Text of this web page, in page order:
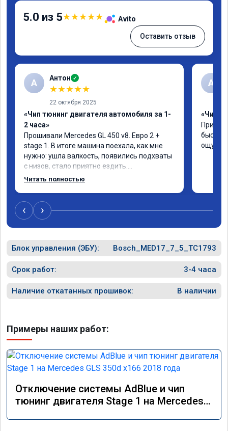
5.0 из 5★★★★★ Avito
Оставить отзыв
А Антон ✓
★★★★★
22 октября 2025
«Чип тюнинг двигателя автомобиля за 1-
2 часа»
Прошивали Mercedes GL 450 v8. Евро 2 +
stage 1. В итоге машина поехала, как мне
нужно: ушла валкость, появились подхваты
с низов, стало приятно ездить.
Одни из лучших трат, в авто! 🔥
Читать полностью
A
«Чип
‹ ›
Блок управления (ЭБУ): Bosch_MED17_7_5_TC1793
Срок работ: 3-4 часа
Наличие откатанных прошивок: В наличии
Примеры наших работ:
Отключение системы AdBlue и чип
тюнинг двигателя Stage 1 на Mercedes